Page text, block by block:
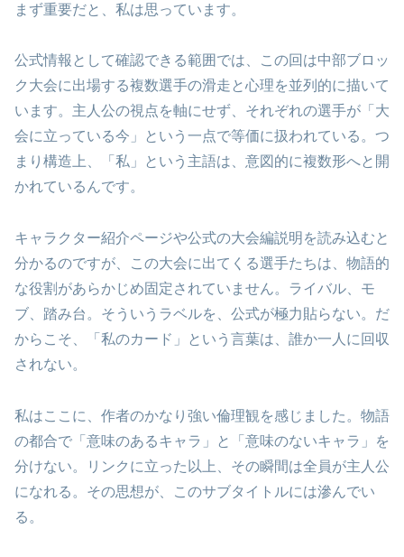
まず重要だと、私は思っています。
公式情報として確認できる範囲では、この回は中部ブロッ
ク大会に出場する複数選手の滑走と心理を並列的に描いて
います。主人公の視点を軸にせず、それぞれの選手が「大
会に立っている今」という一点で等価に扱われている。つ
まり構造上、「私」という主語は、意図的に複数形へと開
かれているんです。
キャラクター紹介ページや公式の大会編説明を読み込むと
分かるのですが、この大会に出てくる選手たちは、物語的
な役割があらかじめ固定されていません。ライバル、モ
ブ、踏み台。そういうラベルを、公式が極力貼らない。だ
からこそ、「私のカード」という言葉は、誰か一人に回収
されない。
私はここに、作者のかなり強い倫理観を感じました。物語
の都合で「意味のあるキャラ」と「意味のないキャラ」を
分けない。リンクに立った以上、その瞬間は全員が主人公
になれる。その思想が、このサブタイトルには滲んでい
る。